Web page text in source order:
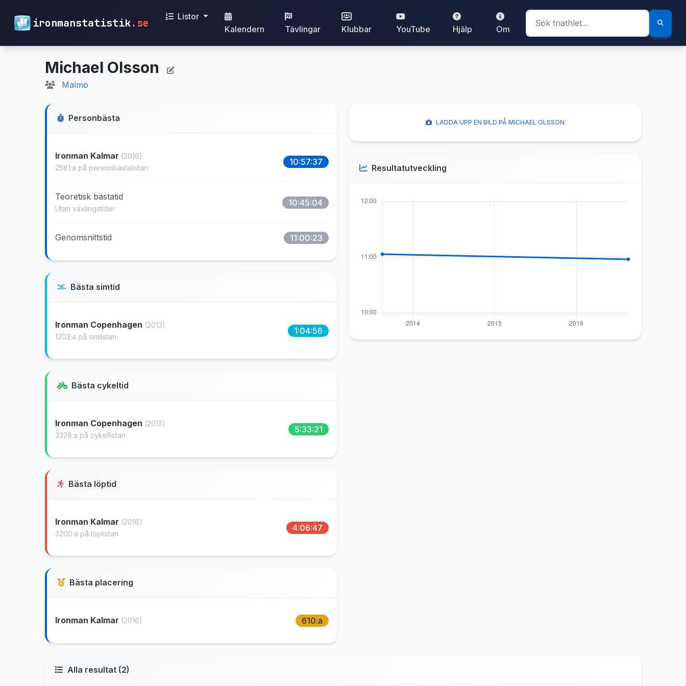
ironmanstatistik.se
Listor
Kalendern
Tävlingar Klubbar YouTube Hjälp Om
Michael Olsson
Malmö
Personbästa
Ironman Kalmar (2016)
2581:a på personbästalistan
10:57:37
Teoretisk bästatid
Utan växlingstider
10:45:04
Genomsnittstid 11:00:23
Bästa simtid
Ironman Copenhagen (2013)
1202:a på simlistan
1:04:56
Bästa cykeltid
Ironman Copenhagen (2013)
3328:a på cykellistan
5:33:21
Bästa löptid
Ironman Kalmar (2016)
3200:a på löplistan
4:06:47
Bästa placering
Ironman Kalmar (2016) 610:a
LADDA UPP EN BILD PÅ MICHAEL OLSSON
Resultatutveckling
Alla resultat (2)